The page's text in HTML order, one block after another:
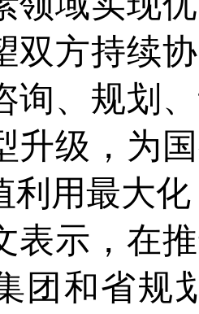
双方持续
询、规划
升级，为
利用最大
示，在推
团和省规